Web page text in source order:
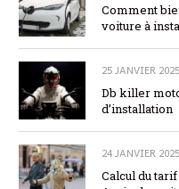
Comment
voiture à
25 JANVIER 2025
Db killer
d’installation
24 JANVIER 2025
Calcul du